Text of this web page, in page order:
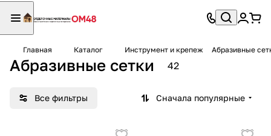
Главная Каталог Инструмент и крепеж Абразивные
Абразивные сетки 42
Все фильтры Сначала популярные